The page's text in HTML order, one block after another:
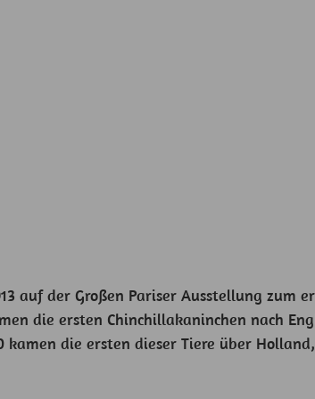
auf der Großen Pariser Ausstellung
die ersten Chinchillakaninchen nach
die ersten dieser Tiere über